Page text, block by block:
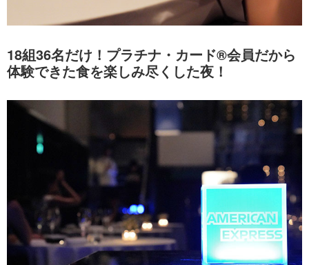
18組36名だけ！プラチナ・カード®会員だから
体験できた食を楽しみ尽くした夜！